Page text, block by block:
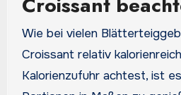
Wie bei vielen
Croissant relativ
Kalorienzufuhr achtest, ist